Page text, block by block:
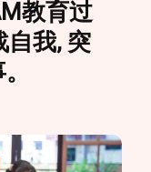
教育过
自我, 突